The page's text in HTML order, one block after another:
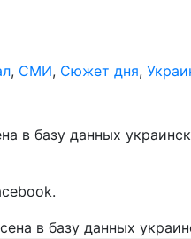
, СМИ, Сюжет дня,
в базу данных